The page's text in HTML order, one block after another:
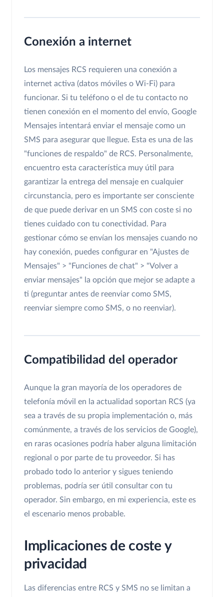
Conexión a internet
Los mensajes RCS requieren una conexión a
internet activa (datos móviles o Wi-Fi) para
funcionar. Si tu teléfono o el de tu contacto no
tienen conexión en el momento del envío, Google
Mensajes intentará enviar el mensaje como un
SMS para asegurar que llegue. Esta es una de las
"funciones de respaldo" de RCS. Personalmente,
encuentro esta característica muy útil para
garantizar la entrega del mensaje en cualquier
circunstancia, pero es importante ser consciente
de que puede derivar en un SMS con coste si no
tienes cuidado con tu conectividad. Para
gestionar cómo se envían los mensajes cuando no
hay conexión, puedes configurar en "Ajustes de
Mensajes" > "Funciones de chat" > "Volver a
enviar mensajes" la opción que mejor se adapte a
ti (preguntar antes de reenviar como SMS,
reenviar siempre como SMS, o no reenviar).
Compatibilidad del operador
Aunque la gran mayoría de los operadores de
telefonía móvil en la actualidad soportan RCS (ya
sea a través de su propia implementación o, más
comúnmente, a través de los servicios de Google),
en raras ocasiones podría haber alguna limitación
regional o por parte de tu proveedor. Si has
probado todo lo anterior y sigues teniendo
problemas, podría ser útil consultar con tu
operador. Sin embargo, en mi experiencia, este es
el escenario menos probable.
Implicaciones de coste y
privacidad
Las diferencias entre RCS y SMS no se limitan a